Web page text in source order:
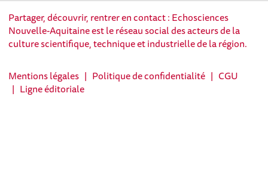
Partager, découvrir, rentrer en contact : Echosciences
Nouvelle-Aquitaine est le réseau social des acteurs de la
culture scientifique, technique et industrielle de la région.
Mentions légales | Politique de confidentialité | CGU
| Ligne éditoriale